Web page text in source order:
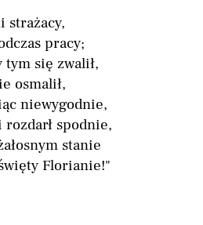
strażacy,
pracy;
się zwalił,
osmalił,
niewygodnie,
rozdarł spodnie,
stanie
Florianie!"